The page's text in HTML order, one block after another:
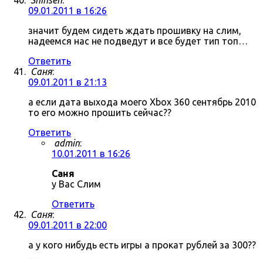
09.01.2011 в 16:26
значит будем сидеть ждать прошивку на слим,
надеемся нас не подведут и все будет тип топ…
Ответить
Саня:
09.01.2011 в 21:13
а если дата выхода моего Xbox 360 сентябрь 2010
то его можно прошить сейчас??
Ответить
admin:
10.01.2011 в 16:26
Саня
у Вас Слим
Ответить
Саня:
09.01.2011 в 22:00
а у кого нибудь есть игры а прокат рублей за 300??